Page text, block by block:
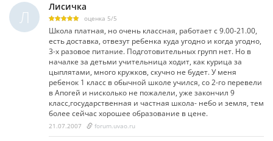
Л
Лисичка
оценка 5/5
Школа платная, но очень классная, работает с 9.00-21.00,
есть доставка, отвезут ребенка куда угодно и когда угодно,
3-х разовое питание. Подготовительных групп нет. Но в
началке за детьми учительница ходит, как курица за
цыплятами, много кружков, скучно не будет. У меня
ребенок 1 класс в обычной школе учился, со 2-го перевели
в Апогей и нисколько не пожалели, уже закончил 9
класс,государственная и частная школа- небо и земля, тем
более сейчас хорошее образование в цене.
21.07.2007 forum.uvao.ru